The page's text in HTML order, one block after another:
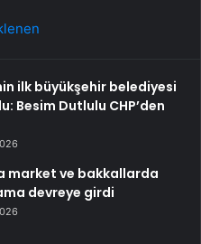
ilk büyükşehir belediyesi
Besim Dutlulu CHP’den
market ve bakkallarda
devreye girdi